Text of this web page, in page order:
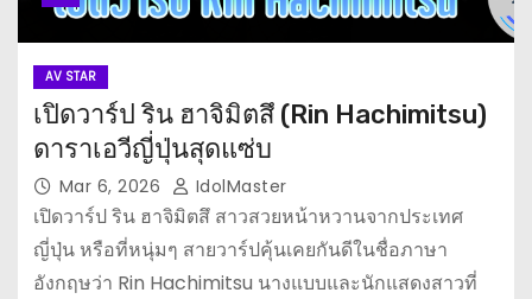
AV STAR
เปิดวาร์ป ริน ฮาจิมิตสึ (Rin Hachimitsu)
ดาราเอวีญี่ปุ่นสุดแซ่บ
Mar 6, 2026 IdolMaster
เปิดวาร์ป ริน ฮาจิมิตสึ สาวสวยหน้าหวานจากประเทศ
ญี่ปุ่น หรือที่หนุ่มๆ สายวาร์ปคุ้นเคยกันดีในชื่อภาษา
อังกฤษว่า Rin Hachimitsu นางแบบและนักแสดงสาวที่